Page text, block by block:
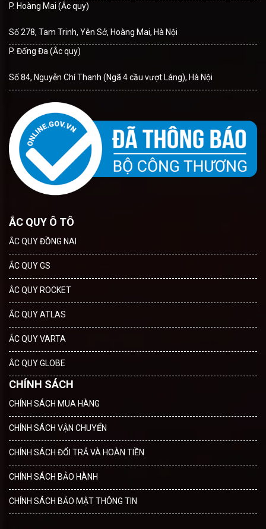
P. Hoàng Mai (Ắc quy)
Số 278, Tam Trinh, Yên Sở, Hoàng Mai, Hà Nội
P. Đống Đa (Ắc quy)
Số 84, Nguyễn Chí Thanh (Ngã 4 cầu vượt Láng), Hà Nội
ẮC QUY Ô TÔ
ẮC QUY ĐỒNG NAI
ẮC QUY GS
ẮC QUY ROCKET
ẮC QUY ATLAS
ẮC QUY VARTA
ẮC QUY GLOBE
CHÍNH SÁCH
CHÍNH SÁCH MUA HÀNG
CHÍNH SÁCH VẬN CHUYỂN
CHÍNH SÁCH ĐỔI TRẢ VÀ HOÀN TIỀN
CHÍNH SÁCH BẢO HÀNH
CHÍNH SÁCH BẢO MẬT THÔNG TIN